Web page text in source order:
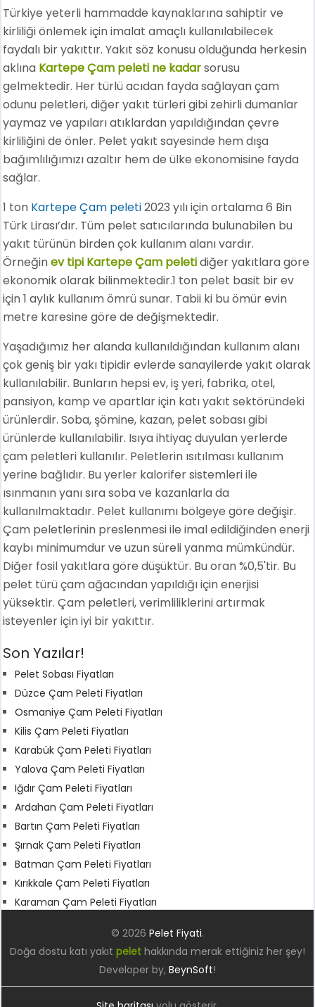
Türkiye yeterli hammadde kaynaklarına sahiptir ve
kirliliği önlemek için imalat amaçlı kullanılabilecek
faydalı bir yakıttır. Yakıt söz konusu olduğunda herkesin
aklına Kartepe Çam peleti ne kadarsorusu
gelmektedir. Her türlü acıdan fayda sağlayan çam
odunu peletleri, diğer yakıt türleri gibi zehirli dumanlar
yaymaz ve yapıları atıklardan yapıldığından çevre
kirliliğini de önler. Pelet yakıt sayesinde hem dışa
bağımlılığımızı azaltır hem de ülke ekonomisine fayda
sağlar.
1 ton Kartepe Çam peleti2023 yılı için ortalama 6 Bin
Türk Lirası’dır. Tüm pelet satıcılarında bulunabilen bu
yakıt türünün birden çok kullanım alanı vardır.
Örneğinev tipi Kartepe Çam peletidiğer yakıtlara göre
ekonomik olarak bilinmektedir.1 ton pelet basit bir ev
için 1 aylık kullanım ömrü sunar. Tabii ki bu ömür evin
metre karesine göre de değişmektedir.
Yaşadığımız her alanda kullanıldığından kullanım alanı
çok geniş bir yakı tipidir evlerde sanayilerde yakıt olarak
kullanılabilir. Bunların hepsi ev, iş yeri, fabrika, otel,
pansiyon, kamp ve apartlar için katı yakıt sektöründeki
ürünlerdir. Soba, şömine, kazan, pelet sobası gibi
ürünlerde kullanılabilir. Isıya ihtiyaç duyulan yerlerde
çam peletleri kullanılır. Peletlerin ısıtılması kullanım
yerine bağlıdır. Bu yerler kalorifer sistemleri ile
ısınmanın yanı sıra soba ve kazanlarla da
kullanılmaktadır. Pelet kullanımı bölgeye göre değişir.
Çam peletlerinin preslenmesi ile imal edildiğinden enerji
kaybı minimumdur ve uzun süreli yanma mümkündür.
Diğer fosil yakıtlara göre düşüktür. Bu oran %0,5'tir. Bu
pelet türü çam ağacından yapıldığı için enerjisi
yüksektir. Çam peletleri, verimliliklerini artırmak
isteyenler için iyi bir yakıttır.
Son Yazılar!
Pelet Sobası Fiyatları
Düzce Çam Peleti Fiyatları
Osmaniye Çam Peleti Fiyatları
Kilis Çam Peleti Fiyatları
Karabük Çam Peleti Fiyatları
Yalova Çam Peleti Fiyatları
Iğdır Çam Peleti Fiyatları
Ardahan Çam Peleti Fiyatları
Bartın Çam Peleti Fiyatları
Şırnak Çam Peleti Fiyatları
Batman Çam Peleti Fiyatları
Kırıkkale Çam Peleti Fiyatları
Karaman Çam Peleti Fiyatları
© 2026 Pelet Fiyati.
Doğa dostu katı yakıt pelethakkında merak ettiğiniz her şey!
Developer by, BeynSoft!